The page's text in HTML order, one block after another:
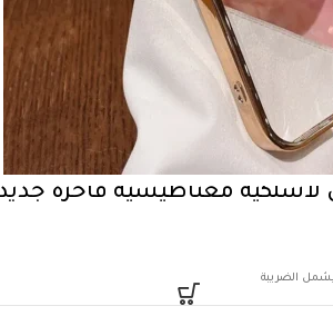
مغناطيسية فاخرة